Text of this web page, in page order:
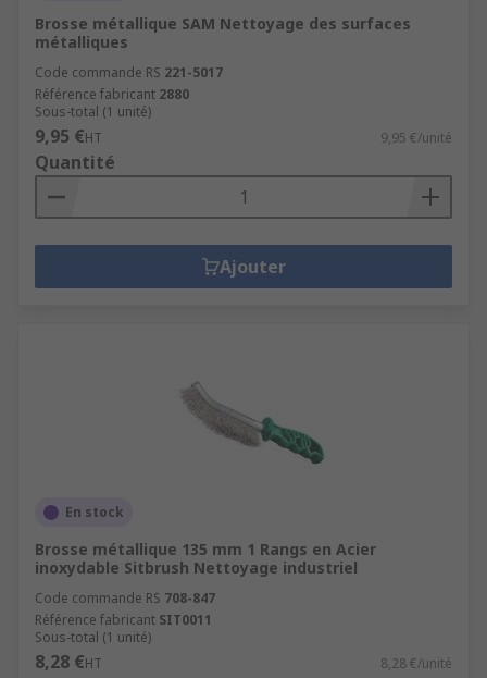
Brosse métallique SAM Nettoyage des surfaces
métalliques
Code commande RS 221-5017
Référence fabricant 2880
Sous-total (1 unité)
9,95 €HT 9,95 €/unité
Quantité
Ajouter
En stock
Brosse métallique 135 mm 1 Rangs en Acier
inoxydable Sitbrush Nettoyage industriel
Code commande RS 708-847
Référence fabricant SIT0011
Sous-total (1 unité)
8,28 €HT 8,28 €/unité